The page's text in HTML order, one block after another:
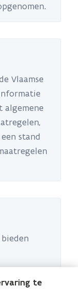
Vlaamse
algemene
stand
te